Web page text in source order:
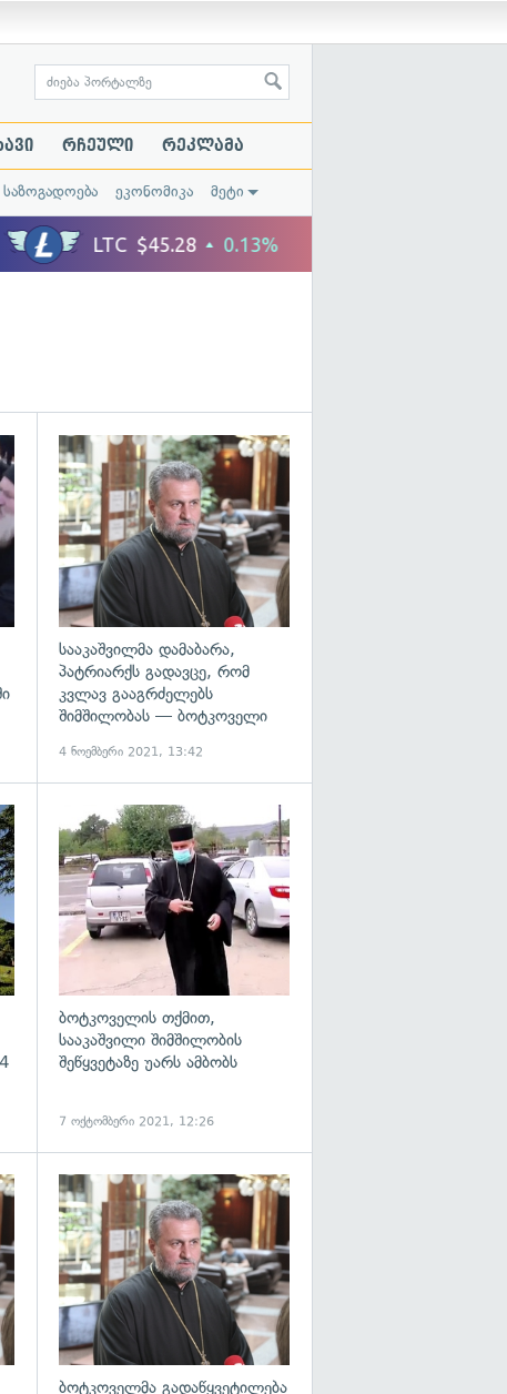
რჩეული რეკლამა
საზოგადოება ეკონომიკა მეტი
გადახედვა
სააკაშვილმა დამაბარა,
პატრიარქს გადავცე, რომ
კვლავ გააგრძელებს
შიმშილობას — ბოტკოველი
4 ნოემბერი 2021, 13:42
გადახედვა
ბოტკოველის თქმით,
სააკაშვილი შიმშილობის
შეწყვეტაზე უარს ამბობს
7 ოქტომბერი 2021, 12:26
გადახედვა
ბოტკოველმა გადაწყვეტილება